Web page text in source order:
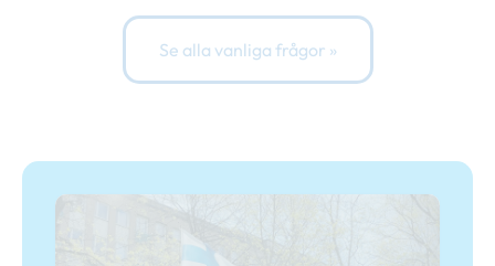
Se alla vanliga frågor »